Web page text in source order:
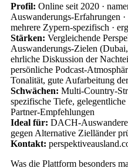
Profil: Online seit 2020 ·
Auswanderungs-Erfahrungen
mehrere Zypern-spezifisch ·
Stärken: Vergleichende
Auswanderungs-Zielen
ehrliche Diskussion der
persönliche Podcast-
Tonalität, gute Aufarbeitung
Schwächen: Multi-Country-
spezifische Tiefe,
Partner-Empfehlungen
Ideal für: DACH-
gegen Alternative Zielländer
Kontakt:
Was die Plattform besonders